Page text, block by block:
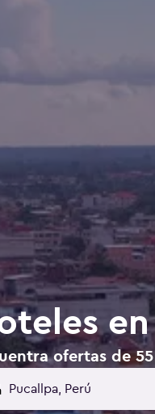
ofertas de